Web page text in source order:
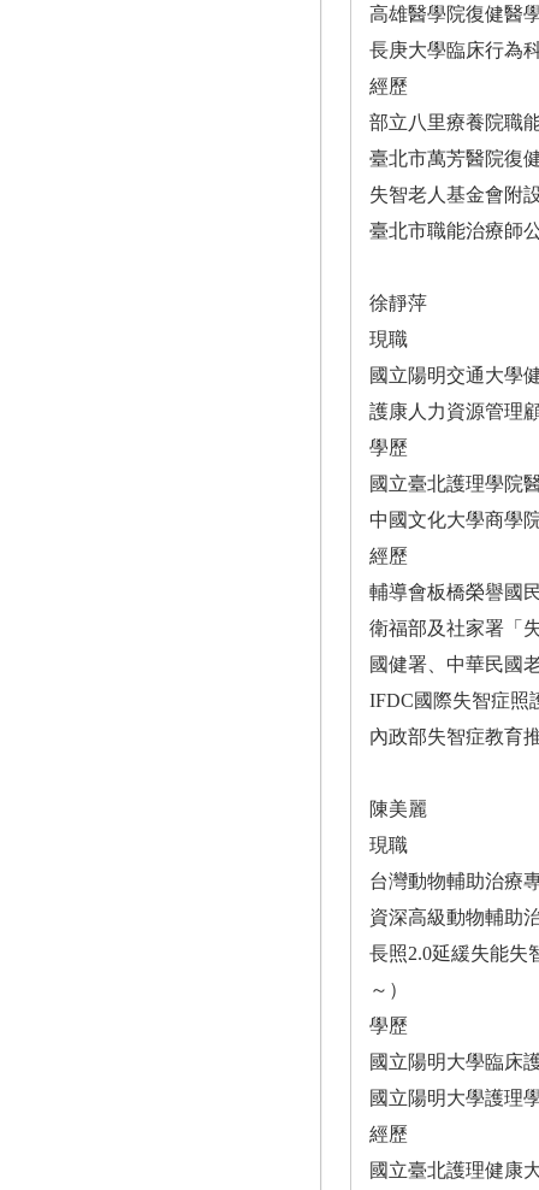
高雄醫學院復健醫
長庚大學臨床行為
經歷
部立八里療養院職
臺北市萬芳醫院復
失智老人基金會附
臺北市職能治療師
徐靜萍
現職
國立陽明交通大學
護康人力資源管理
學歷
國立臺北護理學院
中國文化大學商學
經歷
輔導會板橋榮譽國
衛福部及社家署「
國健署、中華民國
IFDC國際失智症照
內政部失智症教育
陳美麗
現職
台灣動物輔助治療
資深高級動物輔助
長照2.0延緩失能失
～）
學歷
國立陽明大學臨床
國立陽明大學護理
經歷
國立臺北護理健康